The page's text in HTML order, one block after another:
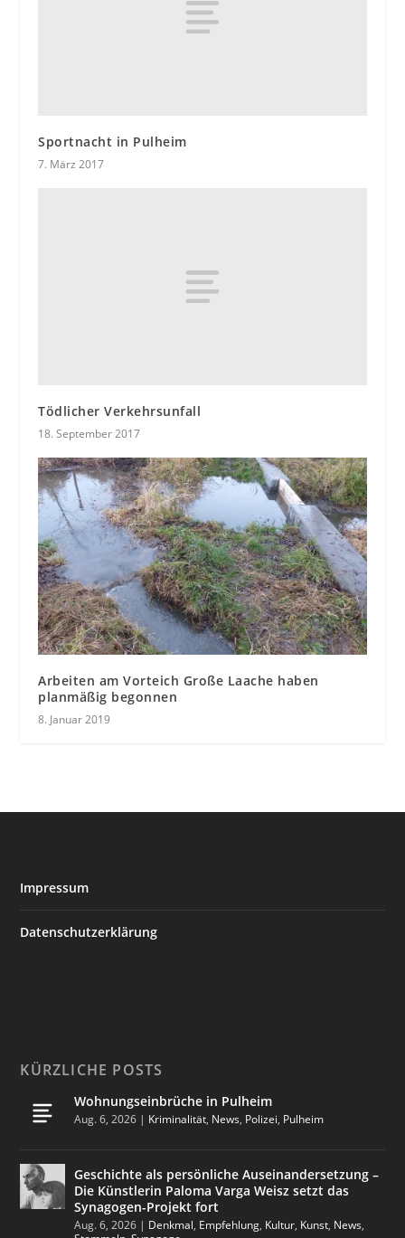
Sportnacht in Pulheim
7. März 2017
Tödlicher Verkehrsunfall
18. September 2017
Arbeiten am Vorteich Große Laache haben
planmäßig begonnen
8. Januar 2019
Impressum
Datenschutzerklärung
KÜRZLICHE POSTS
Wohnungseinbrüche in Pulheim
Aug. 6, 2026 | Kriminalität, News, Polizei, Pulheim
Geschichte als persönliche Auseinandersetzung –
Die Künstlerin Paloma Varga Weisz setzt das
Synagogen-Projekt fort
Aug. 6, 2026 | Denkmal, Empfehlung, Kultur, Kunst, News,